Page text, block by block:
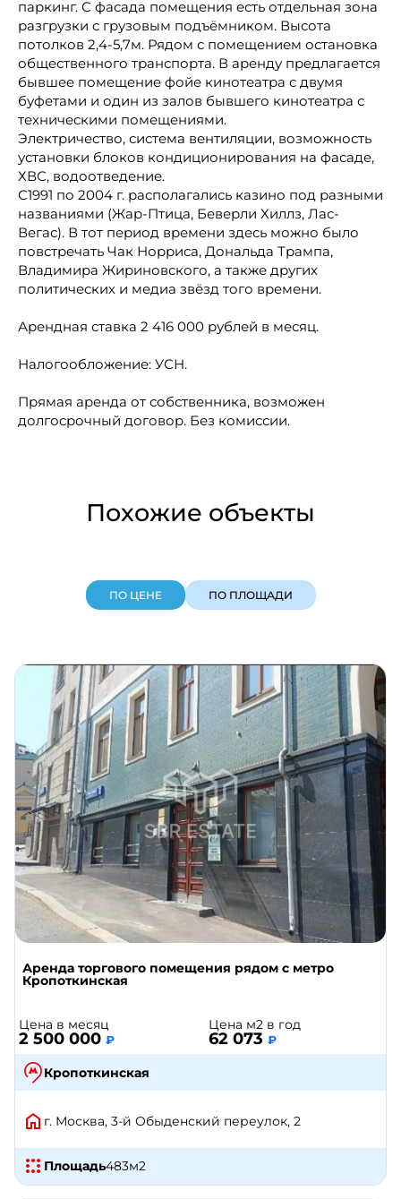
паркинг. С фасада помещения есть отдельная зона
разгрузки с грузовым подъёмником. Высота
потолков 2,4-5,7м. Рядом с помещением остановка
общественного транспорта. В аренду предлагается
бывшее помещение фойе кинотеатра с двумя
буфетами и один из залов бывшего кинотеатра с
техническими помещениями.
Электричество, система вентиляции, возможность
установки блоков кондиционирования на фасаде,
ХВС, водоотведение.
С1991 по 2004 г. располагались казино под разными
названиями (Жар-Птица, Беверли Хиллз, Лас-
Вегас). В тот период времени здесь можно было
повстречать Чак Норриса, Дональда Трампа,
Владимира Жириновского, а также других
политических и медиа звёзд того времени.
Арендная ставка 2 416 000 рублей в месяц.
Налогообложение: УСН.
Прямая аренда от собственника, возможен
долгосрочный договор. Без комиссии.
Похожие объекты
ПО ЦЕНЕ ПО ПЛОЩАДИ
Аренда торгового помещения рядом с метро
Кропоткинская
Цена в месяц
2 500 000 ₽
Цена м2 в год
62 073 ₽
Кропоткинская
г. Москва, 3-й Обыденский переулок, 2
Площадь483м2